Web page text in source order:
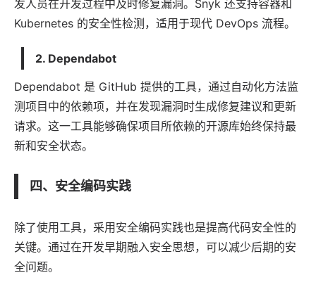
发人员在开发过程中及时修复漏洞。Snyk 还支持容器和
Kubernetes 的安全性检测，适用于现代 DevOps 流程。
2. Dependabot
Dependabot 是 GitHub 提供的工具，通过自动化方法监
测项目中的依赖项，并在发现漏洞时生成修复建议和更新
请求。这一工具能够确保项目所依赖的开源库始终保持最
新和安全状态。
四、安全编码实践
除了使用工具，采用安全编码实践也是提高代码安全性的
关键。通过在开发早期融入安全思想，可以减少后期的安
全问题。